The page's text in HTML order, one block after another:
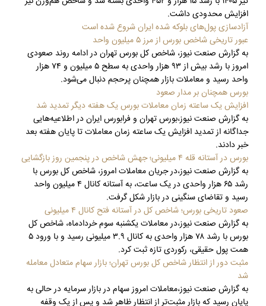
افزایش محدودی داشت‎.‎
آزادسازی پول‌های بلوکه شده ایران شروع شده است
عبور تاریخی شاخص بورس از مرز ۵ میلیون واحد
به گزارش صنعت نیوز، شاخص کل بورس تهران در ادامه روند صعودی
امروز با رشد بیش از ۹۳ هزار واحدی به سطح ۵ ‏میلیون و ۷۴ هزار
واحد رسید و معاملات بازار همچنان پرحجم دنبال می‌شود‎.‎
بورس همچنان بر مدار صعود
افزایش یک ساعته زمان معاملات بورس یک هفته دیگر تمدید شد
به گزارش صنعت نیوز،بورس تهران و فرابورس ایران در اطلاعیه‌هایی
جداگانه از تمدید افزایش یک ساعته زمان معاملات تا پایان هفته بعد
خبر دادند.
بورس در آستانه قله ۴ میلیونی؛ جهش شاخص در پنجمین روز بازگشایی
به گزارش صنعت نیوز،در جریان معاملات امروز، شاخص کل بورس با
رشد ۶۵ هزار واحدی در یک ساعت، به آستانه کانال ۴ میلیون واحد
رسید و تقاضای سنگینی در بازار شکل گرفت.
صعود تاریخی بورس؛ شاخص کل در آستانه فتح کانال ۴ میلیونی
به گزارش صنعت نیوز،در معاملات یکشنبه سوم خردادماه، شاخص کل
بورس با رشد ۷۸ هزار واحدی به کانال ۳.۹ میلیونی رسید و با ورود ۵
همت پول حقیقی، رکوردی تازه ثبت کرد.
مثبت‌ دور از انتظار شاخص کل بورس تهران؛ بازار سهام متعادل معامله
شد
به گزارش صنعت نیوز،معاملات امروز سهام در بازار سرمایه در حالی به
پایان رسید که بازار مثبت‌تر از انتظار ظاهر شد و پس از یک وقفه